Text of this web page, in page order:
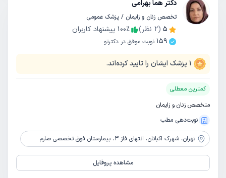
دکتر هما بهرامی
تخصص زنان و زایمان / پزشک عمومی
5
(
2 نظر) 100٪
پیشنهاد کاربران
159 نوبت موفق در دکترتو
1 پزشک ایشان را تایید کرده‌اند.
کمترین معطلی
متخصص زنان و زایمان
نوبت‌دهی مطب
تهران، شهرک اکباتان، انتهای فاز 3، بیمارستان فوق تخصصی صارم
مشاهده پروفایل